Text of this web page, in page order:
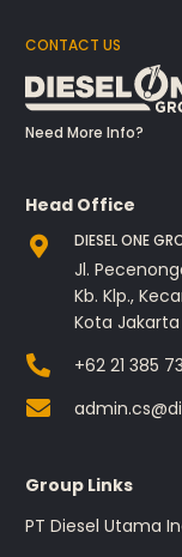
CONTACT US
Need More Info?
Head Office
DIESEL ONE
Jl.
Kb. Klp.,
Kota Jakarta
+62 21 385
Group Links
PT Diesel Utama